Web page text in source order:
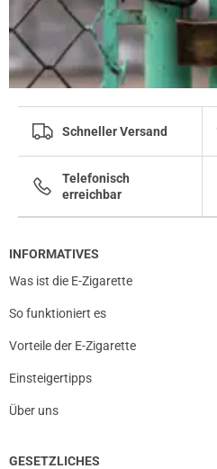
Schneller Versand
Telefonisch
erreichbar
INFORMATIVES
Was ist die E-Zigarette
So funktioniert es
Vorteile der E-Zigarette
Einsteigertipps
Über uns
GESETZLICHES